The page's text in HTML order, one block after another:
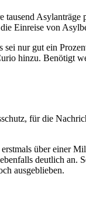
Einreise von
nur gut ein
hinzu. Benötigt
für die
über einer
deutlich an.
ausgeblieben.